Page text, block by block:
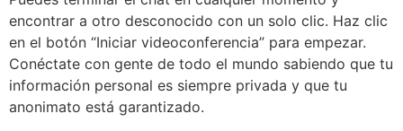
encontrar a otro desconocido con un solo clic. Haz clic
en el botón “Iniciar videoconferencia” para empezar.
Conéctate con gente de todo el mundo sabiendo que tu
información personal es siempre privada y que tu
anonimato está garantizado.